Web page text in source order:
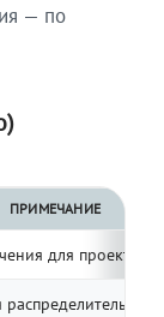
— по
ПРИМЕЧАНИЕ
для